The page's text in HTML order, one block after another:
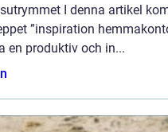
I denna artikel
”inspiration
en produktiv och in...